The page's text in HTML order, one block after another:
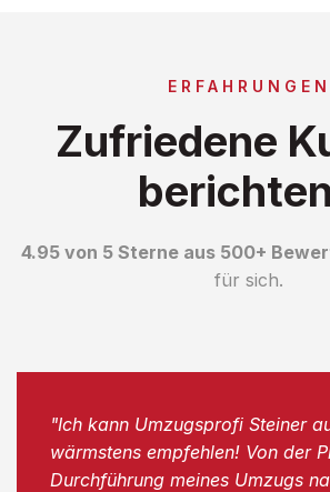
ERFAHRUNGEN
Zufriedene
4.95 von 5 Sterne aus 500+
für sich.
"Ich kann Umzugsprofi Steiner
wärmstens empfehlen! Von der
Durchführung meines Umzugs